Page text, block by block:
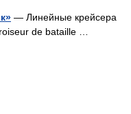
— Линейные крейсера
de bataille …